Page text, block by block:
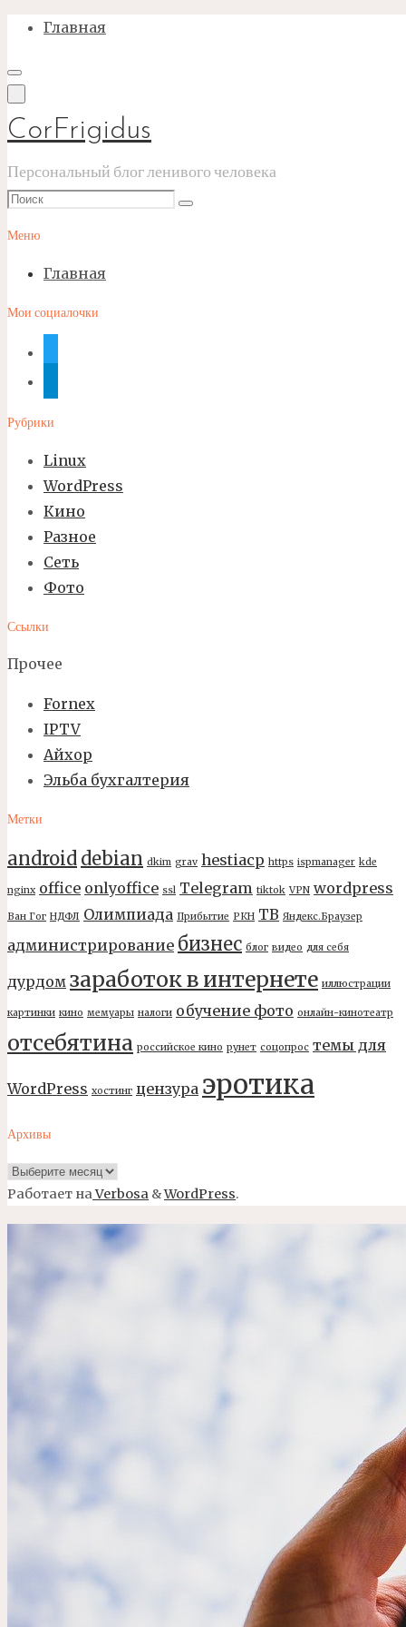
Перейти
содержимому
Главная
CorFrigidus
Персональный блог ленивого человека
Что
Поиск
Меню
Главная
Мои социалочки
Рубрики
Linux
WordPress
Кино
Разное
Сеть
Фото
Ссылки
Прочее
Fornex
IPTV
Айхор
Эльба бухгалтерия
Метки
android debian dkim grav hestiacp https ispmanager kde
nginx office onlyoffice ssl Telegram tiktok VPN wordpress
Ван Гог НДФЛ Олимпиада Прибытие РКН ТВ Яндекс.Браузер
администрирование бизнес блог видео для себя
дурдом заработок в интернете иллюстрации
картинки кино мемуары налоги обучение фото онлайн-кинотеатр
отсебятина российское кино рунет соцопрос темы для
WordPress хостинг цензура эротика
Архивы
Архивы
Работает наVerbosa &WordPress.